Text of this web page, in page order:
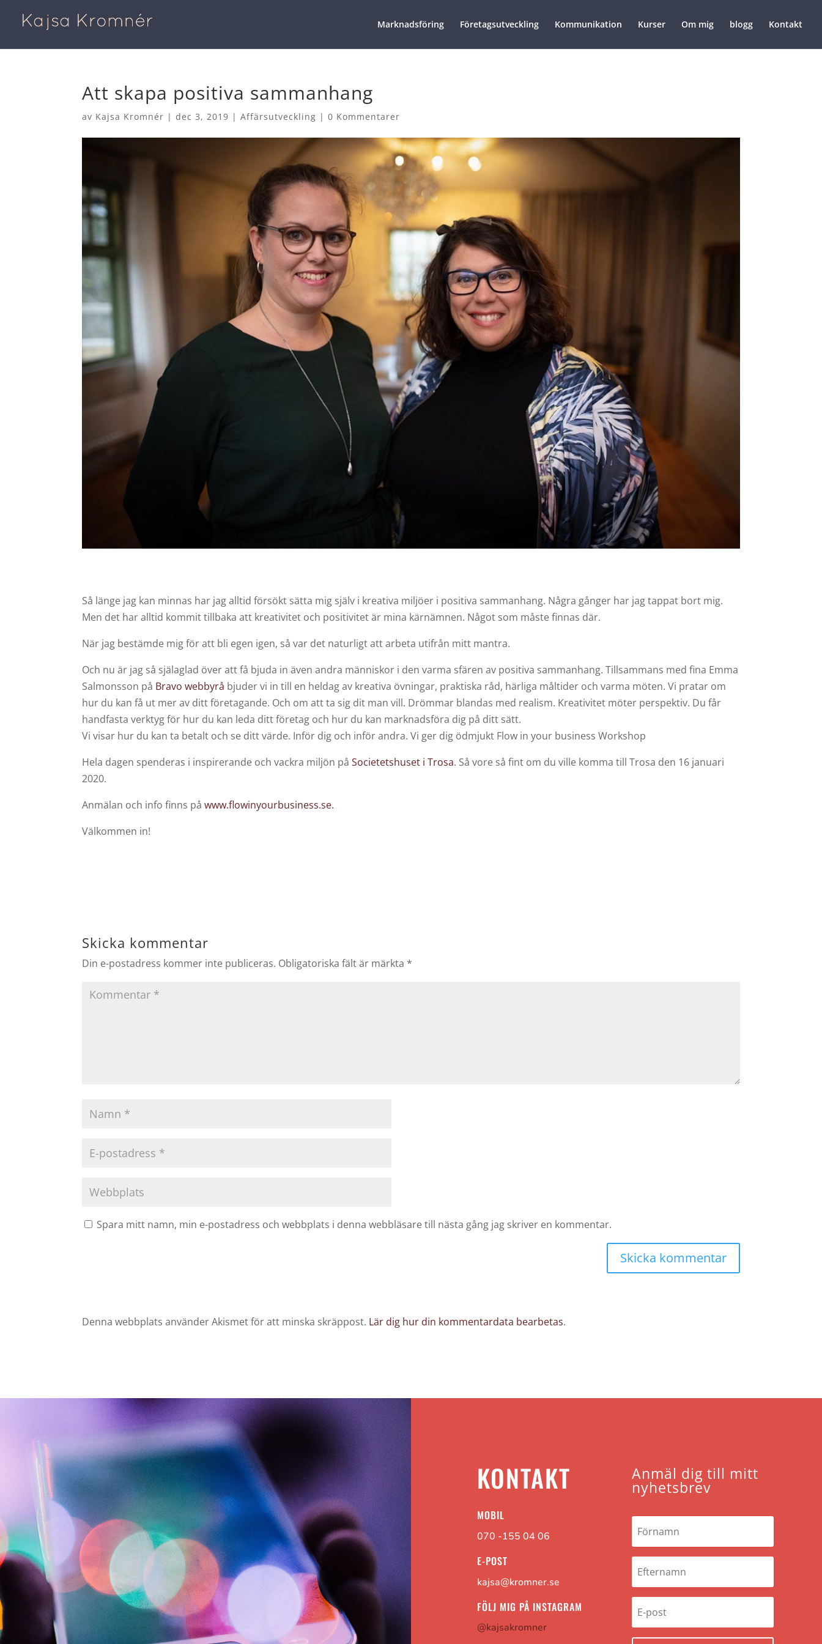
Marknadsföring Företagsutveckling Kommunikation Kurser Om mig blogg Kontakt
Att skapa positiva sammanhang
av Kajsa Kromnér |dec 3, 2019 |Affärsutveckling |0 Kommentarer
Så länge jag kan minnas har jag alltid försökt sätta mig själv i kreativa miljöer i positiva sammanhang. Några gånger har jag tappat bort mig.
Men det har alltid kommit tillbaka att kreativitet och positivitet är mina kärnämnen. Något som måste finnas där.
När jag bestämde mig för att bli egen igen, så var det naturligt att arbeta utifrån mitt mantra.
Och nu är jag så själaglad över att få bjuda in även andra människor i den varma sfären av positiva sammanhang. Tillsammans med fina Emma
Salmonsson på Bravo webbyrå bjuder vi in till en heldag av kreativa övningar, praktiska råd, härliga måltider och varma möten. Vi pratar om
hur du kan få ut mer av ditt företagande. Och om att ta sig dit man vill. Drömmar blandas med realism. Kreativitet möter perspektiv. Du får
handfasta verktyg för hur du kan leda ditt företag och hur du kan marknadsföra dig på ditt sätt.
Vi visar hur du kan ta betalt och se ditt värde. Inför dig och inför andra. Vi ger dig ödmjukt Flow in your business Workshop
Hela dagen spenderas i inspirerande och vackra miljön påSocietetshuset i Trosa. Så vore så fint om du ville komma till Trosa den 16 januari
2020.
Anmälan och info finns påwww.flowinyourbusiness.se.
Välkommen in!
Skicka kommentar
Din e-postadress kommer inte publiceras. Obligatoriska fält är märkta *
Spara mitt namn, min e-postadress och webbplats i denna webbläsare till nästa gång jag skriver en kommentar.
Denna webbplats använder Akismet för att minska skräppost. Lär dig hur din kommentardata bearbetas.
KONTAKT
MOBIL
070 -155 04 06
E-POST
kajsa@kromner.se
FÖLJ MIG PÅ INSTAGRAM
@kajsakromner
Anmäl dig till mitt
nyhetsbrev